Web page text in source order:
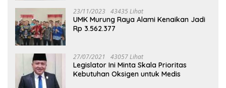
23/11/2023 43435 Lihat
UMK Murung Raya Alami Kenaikan Jadi
Rp 3.562.377
27/07/2021 43057 Lihat
Legislator Ini Minta Skala Prioritas
Kebutuhan Oksigen untuk Medis